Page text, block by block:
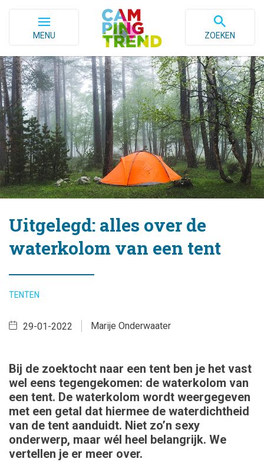
MENU ZOEKEN
Uitgelegd: alles over de
waterkolom van een tent
TENTEN
Marije Onderwaater
29-01-2022
Bij de zoektocht naar een tent ben je het vast
wel eens tegengekomen: de waterkolom van
een tent. De waterkolom wordt weergegeven
met een getal dat hiermee de waterdichtheid
van de tent aanduidt. Niet zo’n sexy
onderwerp, maar wél heel belangrijk. We
vertellen je er meer over.